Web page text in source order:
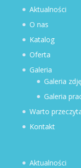
Aktualności
O nas
Katalog
Oferta
Galeria
Galeria
Galeria
Warto
Kontakt
Aktualności